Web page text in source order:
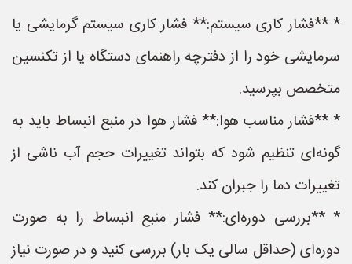
* **فشار کاری سیستم:** فشار کاری سیستم گرمایشی یا
سرمایشی خود را از دفترچه راهنمای دستگاه یا از تکنسین
متخصص بپرسید.
* **فشار مناسب هوا:** فشار هوا در منبع انبساط باید به
گونه‌ای تنظیم شود که بتواند تغییرات حجم آب ناشی از
تغییرات دما را جبران کند.
* **بررسی دوره‌ای:** فشار منبع انبساط را به صورت
دوره‌ای (حداقل سالی یک بار) بررسی کنید و در صورت نیاز